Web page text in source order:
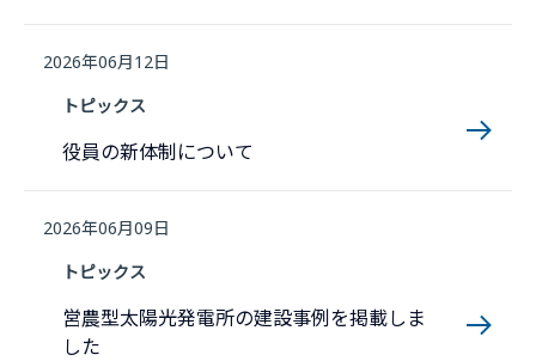
2026年06月12日
トピックス
役員の新体制について
2026年06月09日
トピックス
営農型太陽光発電所の建設事例を掲載しま
した